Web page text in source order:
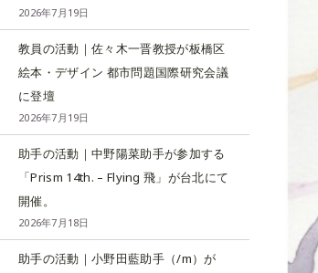
2026年7月19日
教員の活動｜佐々木一晋教授が板橋区
絵本・デザイン 都市問題国際研究会議
に登壇
2026年7月19日
助手の活動｜中野陽菜助手が参加する
「Prism 14th. – Flying 飛」が台北にて
開催。
2026年7月18日
助手の活動｜小野田藍助手（/m）が